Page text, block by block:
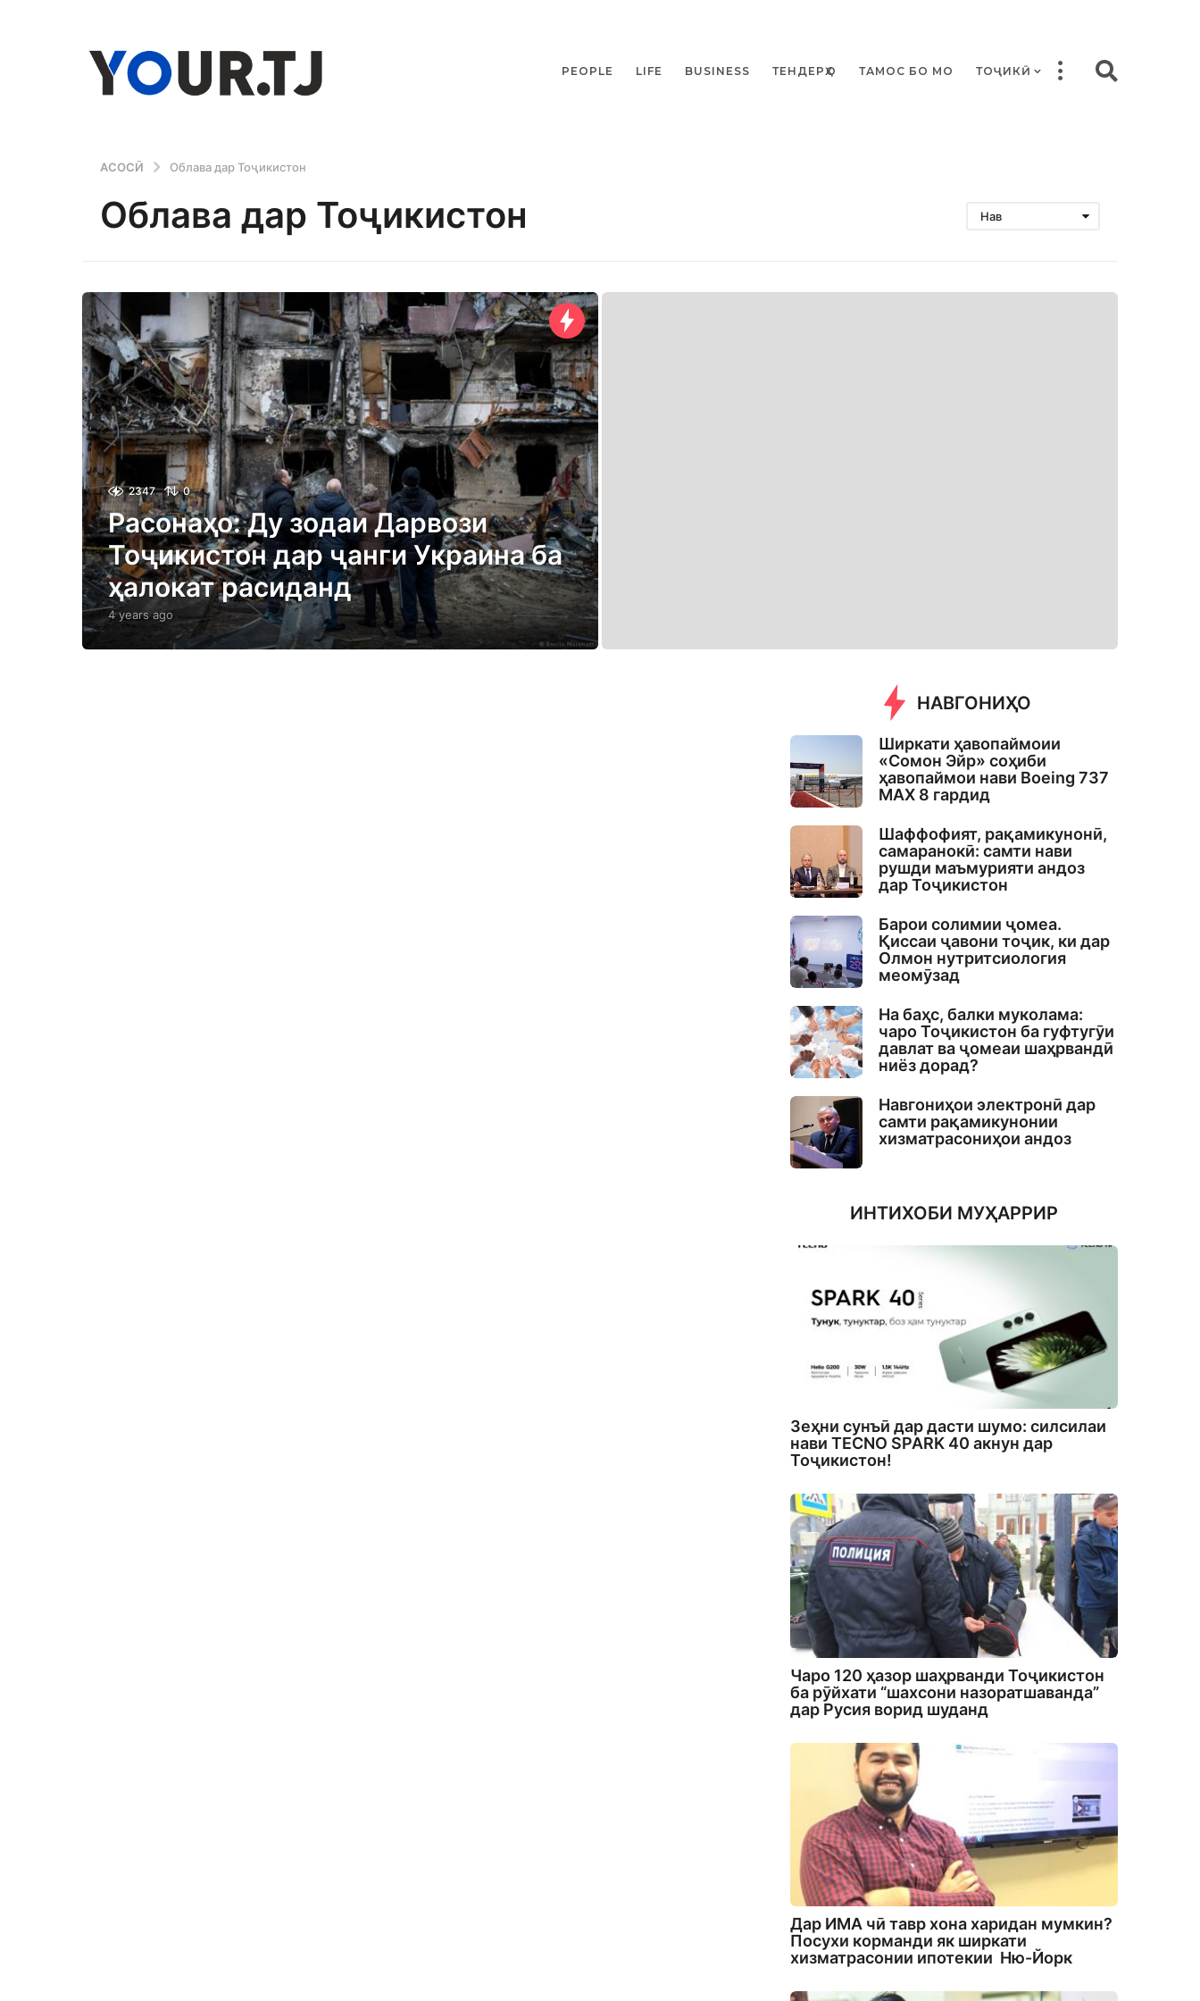
PEOPLE LIFE BUSINESS ТЕНДЕРҲО ТАМОС БО МО ТОҶИКӢ
АСОСӢ Облава дар Тоҷикистон
Облава дар Тоҷикистон Нав
2347 0
Расонаҳо: Ду зодаи Дарвози
Тоҷикистон дар ҷанги Украина ба
ҳалокат расиданд
4 years ago
y
e
НАВГОНИҲО
Ширкати ҳавопаймоии
«Сомон Эйр» соҳиби
ҳавопаймои нави Boeing 737
MAX 8 гардид
Шаффофият, рақамикунонӣ,
самаранокӣ: самти нави
рушди маъмурияти андоз
дар Тоҷикистон
Барои солимии ҷомеа.
Қиссаи ҷавони тоҷик, ки дар
Олмон нутритсиология
меомӯзад
На баҳс, балки муколама:
чаро Тоҷикистон ба гуфтугӯи
давлат ва ҷомеаи шаҳрвандӣ
ниёз дорад?
Навгониҳои электронӣ дар
самти рақамикунонии
хизматрасониҳои андоз
ИНТИХОБИ МУҲАРРИР
Зеҳни сунъӣ дар дасти шумо: силсилаи
нави TECNO SPARK 40 акнун дар
Тоҷикистон!
Чаро 120 ҳазор шаҳрванди Тоҷикистон
ба рӯйхати “шахсони назоратшаванда”
дар Русия ворид шуданд
Дар ИМА чӣ тавр хона харидан мумкин?
Посухи корманди як ширкати
хизматрасонии ипотекии Ню-Йорк